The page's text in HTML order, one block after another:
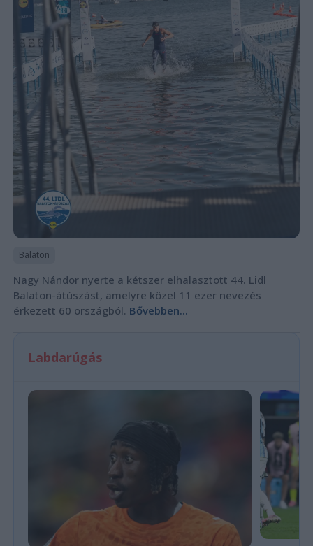
Balaton
Nagy Nándor nyerte a kétszer elhalasztott 44. Lidl
Balaton-átúszást, amelyre közel 11 ezer nevezés
érkezett 60 országból. Bővebben...
Labdarúgás